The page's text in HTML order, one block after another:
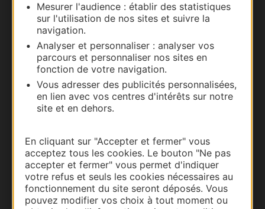
Mesurer l'audience : établir des statistiques
sur l'utilisation de nos sites et suivre la
navigation.
Analyser et personnaliser : analyser vos
parcours et personnaliser nos sites en
fonction de votre navigation.
Vous adresser des publicités personnalisées,
en lien avec vos centres d'intérêts sur notre
site et en dehors.
En cliquant sur "Accepter et fermer" vous
acceptez tous les cookies. Le bouton "Ne pas
accepter et fermer" vous permet d'indiquer
votre refus et seuls les cookies nécessaires au
fonctionnement du site seront déposés. Vous
pouvez modifier vos choix à tout moment ou
Carte interactive
Documentation
Thermalisme
Business/Mice